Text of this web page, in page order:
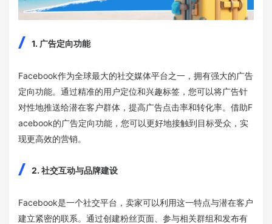
1. 广告定向功能
Facebook作为全球最大的社交媒体平台之一，拥有强大的广告
定向功能。通过精准的用户定位和兴趣标签，您可以将广告针
对性地推送给潜在客户群体，提高广告点击率和转化率。借助F
acebook的广告定向功能，您可以更好地接触到目标受众，实
现更高效的营销。
2. 社交互动与品牌建设
Facebook是一个社交平台，卖家可以利用这一特点与潜在客户
建立紧密的联系。通过创建粉丝页面、参与相关群组和发布有